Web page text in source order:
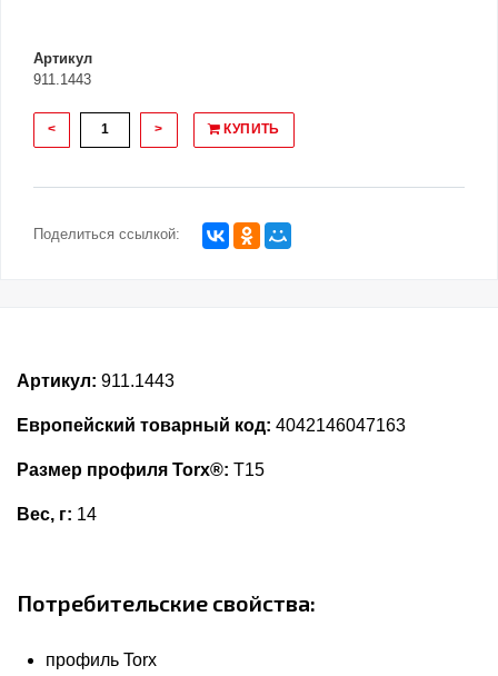
Артикул
911.1443
< > КУПИТЬ
Поделиться ссылкой:
Артикул: 911.1443
Европейский товарный код: 4042146047163
Размер профиля Torx®: T15
Вес, г: 14
Потребительские свойства:
профиль Torx